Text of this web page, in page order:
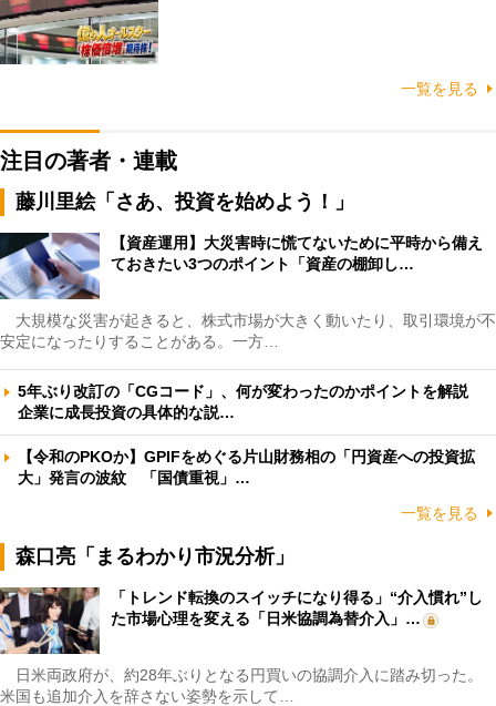
一覧を見る
注目の著者・連載
藤川里絵「さあ、投資を始めよう！」
【資産運用】大災害時に慌てないために平時から備え
ておきたい3つのポイント「資産の棚卸し…
大規模な災害が起きると、株式市場が大きく動いたり、取引環境が不
安定になったりすることがある。一方…
5年ぶり改訂の「CGコード」、何が変わったのかポイントを解説
企業に成長投資の具体的な説…
【令和のPKOか】GPIFをめぐる片山財務相の「円資産への投資拡
大」発言の波紋 「国債重視」…
一覧を見る
森口亮「まるわかり市況分析」
「トレンド転換のスイッチになり得る」“介入慣れ”し
た市場心理を変える「日米協調為替介入」…
日米両政府が、約28年ぶりとなる円買いの協調介入に踏み切った。
米国も追加介入を辞さない姿勢を示して…